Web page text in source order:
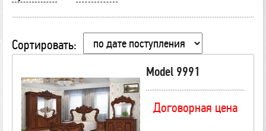
Сортировать:
Model 9991
Договорная цена